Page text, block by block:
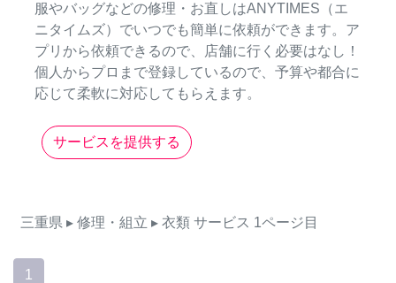
服やバッグなどの修理・お直しはANYTIMES（エ
ニタイムズ）でいつでも簡単に依頼ができます。ア
プリから依頼できるので、店舗に行く必要はなし！
個人からプロまで登録しているので、予算や都合に
応じて柔軟に対応してもらえます。
サービスを提供する
三重県 ▸ 修理・組立 ▸ 衣類 サービス 1ページ目
1